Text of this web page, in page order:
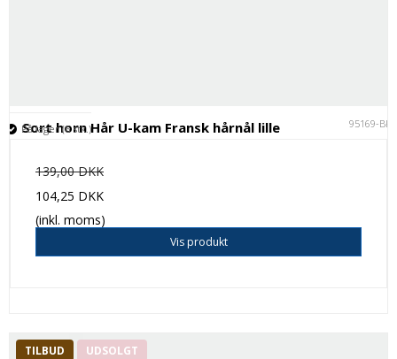
Sort horn Hår U-kam Fransk hårnål lille 95169-BK
På lager (6 stk.)
139,00 DKK
104,25 DKK
(inkl. moms)
Vis produkt
TILBUD UDSOLGT